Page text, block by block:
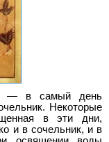
— в самый день
Некоторые
в эти дни,
и в сочельник, и в